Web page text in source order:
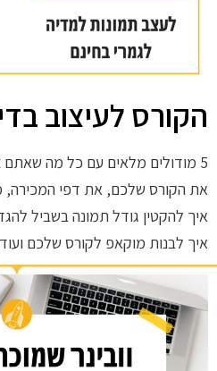
הקורס לעיצוב
5 מודולים מלאים עם כל מה
את הקורס שלכם, את דפי המכירה,
איך להקטין גודל תמונה בשביל
איך לבנות מוקאפ לקורס שלכם